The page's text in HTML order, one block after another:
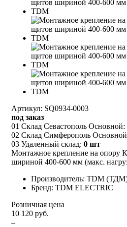
Артикул: SQ0934-0003
под заказ
01 Склад Севастополь Основной:
02 Склад Симферополь
03 Удаленный склад: 0 шт
Монтажное крепление на опору
шириной 400-600 мм (макс.
Производитель: TDM
Бренд: TDM ELECTRIC
Розничная цена
10 120 руб.
–